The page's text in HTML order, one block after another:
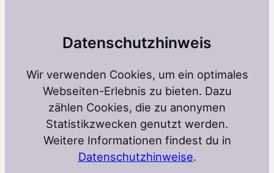
Datenschutzhinweis
Wir verwenden Cookies, um ein optimales
Webseiten-Erlebnis zu bieten. Dazu
zählen Cookies, die zu anonymen
Statistikzwecken genutzt werden.
Weitere Informationen findest du in
Datenschutzhinweise.